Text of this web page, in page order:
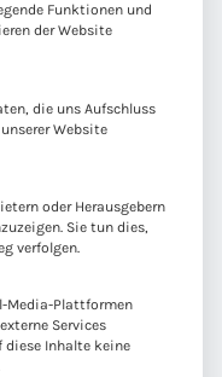
Exkasso.
wie
hängt von
Software
Funktionen und
der Website
die uns Aufschluss
Website
oder Herausgebern
Sie tun dies,
verfolgen.
Media-Plattformen
Services
Inhalte keine